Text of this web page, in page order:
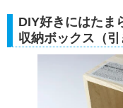
DIY好きにはたま
収納ボックス（引